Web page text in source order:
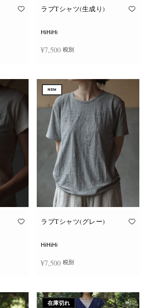
オ
ジ
ら
選
択
で
き
ま
す
ラブTシャツ(生成り)
HiHiHi
¥7,500 税別
の
商
品
に
は
複
数
の
バ
リ
エ
ー
シ
ョ
ン
が
あ
り
ま
オ
ジ
か
NEW
ラブTシャツ(グレー)
HiHiHi
¥7,500 税別
の
商
品
在庫切れ